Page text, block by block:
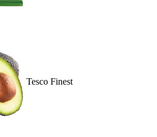
Tesco Finest